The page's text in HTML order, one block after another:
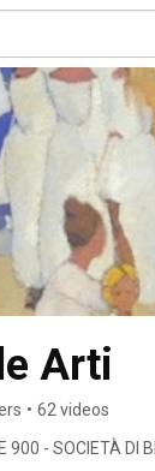
Arti
• 62 videos
900 - SOCIETÀ DI